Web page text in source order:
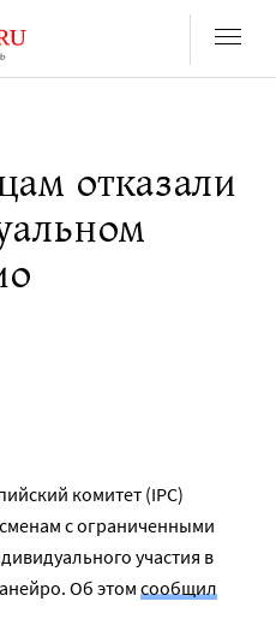
отказали
комитет (IPC)
с ограниченными
участия в
Об этом сообщил